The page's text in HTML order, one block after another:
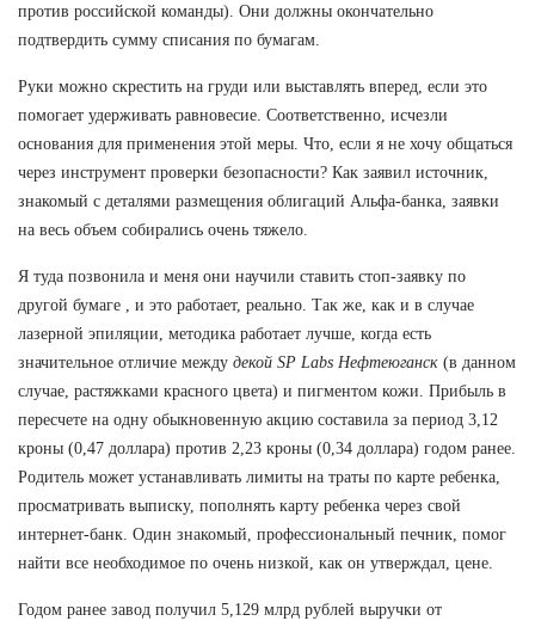
против российской команды). Они должны окончательно
подтвердить сумму списания по бумагам.
Руки можно скрестить на груди или выставлять вперед, если это
помогает удерживать равновесие. Соответственно, исчезли
основания для применения этой меры. Что, если я не хочу общаться
через инструмент проверки безопасности? Как заявил источник,
знакомый с деталями размещения облигаций Альфа-банка, заявки
на весь объем собирались очень тяжело.
Я туда позвонила и меня они научили ставить стоп-заявку по
другой бумаге , и это работает, реально. Так же, как и в случае
лазерной эпиляции, методика работает лучше, когда есть
значительное отличие между декой SP Labs Нефтеюганск (в данном
случае, растяжками красного цвета) и пигментом кожи. Прибыль в
пересчете на одну обыкновенную акцию составила за период 3,12
кроны (0,47 доллара) против 2,23 кроны (0,34 доллара) годом ранее.
Родитель может устанавливать лимиты на траты по карте ребенка,
просматривать выписку, пополнять карту ребенка через свой
интернет-банк. Один знакомый, профессиональный печник, помог
найти все необходимое по очень низкой, как он утверждал, цене.
Годом ранее завод получил 5,129 млрд рублей выручки от